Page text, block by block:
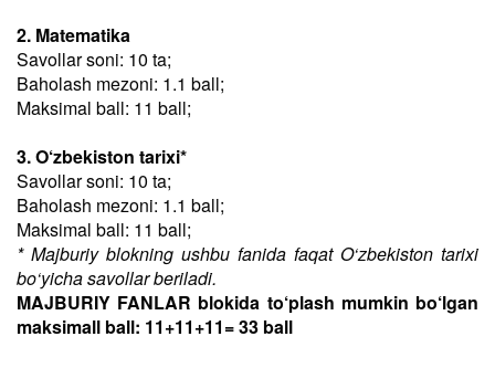
2. Matematika
Savollar soni: 10 ta;
Baholash mezoni: 1.1 ball;
Maksimal ball: 11 ball;
3. O‘zbekiston tarixi*
Savollar soni: 10 ta;
Baholash mezoni: 1.1 ball;
Maksimal ball: 11 ball;
* Majburiy blokning ushbu fanida faqat O‘zbekiston tarixi
bo‘yicha savollar beriladi.
MAJBURIY FANLAR blokida to‘plash mumkin bo‘lgan
maksimall ball: 11+11+11= 33 ball